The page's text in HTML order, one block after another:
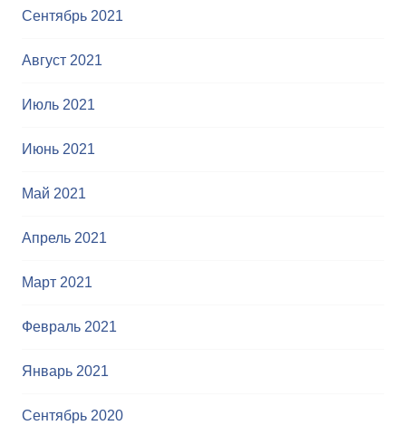
Сентябрь 2021
Август 2021
Июль 2021
Июнь 2021
Май 2021
Апрель 2021
Март 2021
Февраль 2021
Январь 2021
Сентябрь 2020